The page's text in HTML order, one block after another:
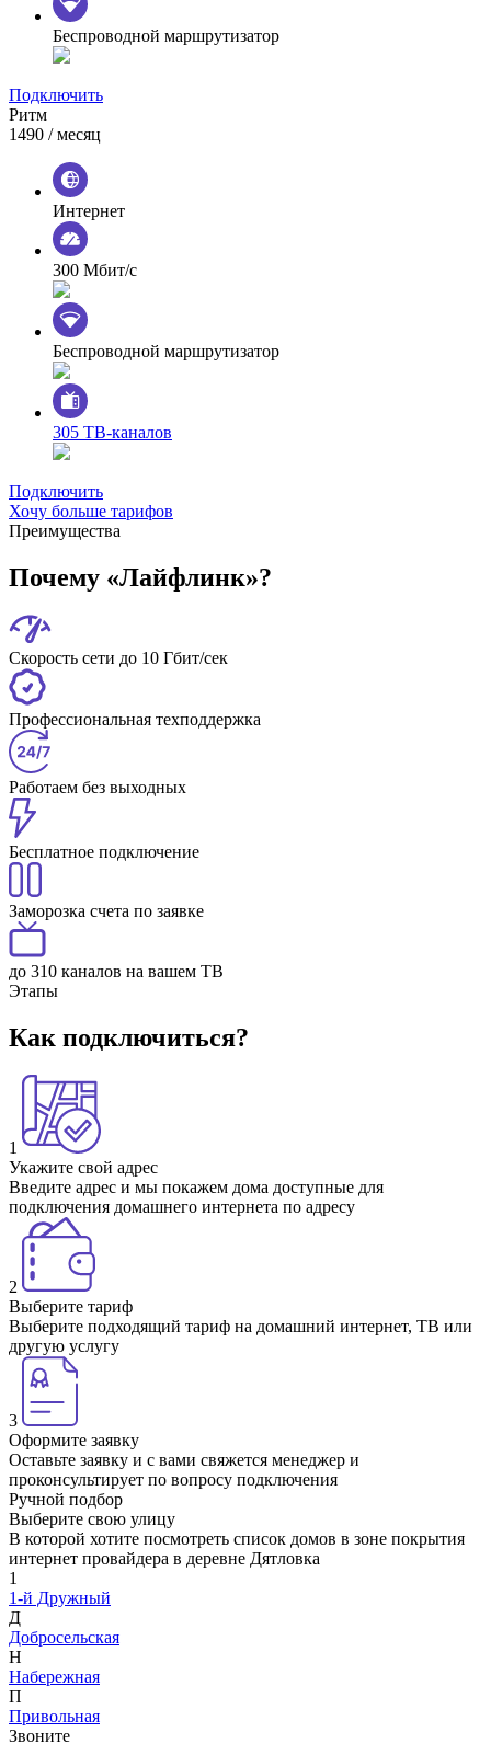
Беспроводной маршрутизатор
Подключить
Ритм
1490 / месяц
Интернет
300 Мбит/с
Беспроводной маршрутизатор
305 ТВ-каналов
Подключить
Хочу больше тарифов
Преимущества
Почему «Лайфлинк»?
Скорость сети до 10 Гбит/сек
Профессиональная техподдержка
Работаем без выходных
Бесплатное подключение
Заморозка счета по заявке
до 310 каналов на вашем ТВ
Этапы
Как подключиться?
1
Укажите свой адрес
Введите адрес и мы покажем дома доступные для
подключения домашнего интернета по адресу
2
Выберите тариф
Выберите подходящий тариф на домашний интернет, ТВ или
другую услугу
3
Оформите заявку
Оставьте заявку и с вами свяжется менеджер и
проконсультирует по вопросу подключения
Ручной подбор
Выберите свою улицу
В которой хотите посмотреть список домов в зоне покрытия
интернет провайдера в деревне Дятловка
1
1-й Дружный
Д
Добросельская
Н
Набережная
П
Привольная
Звоните